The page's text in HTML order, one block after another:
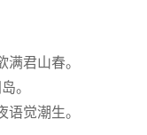
君山春。
。
觉潮生。